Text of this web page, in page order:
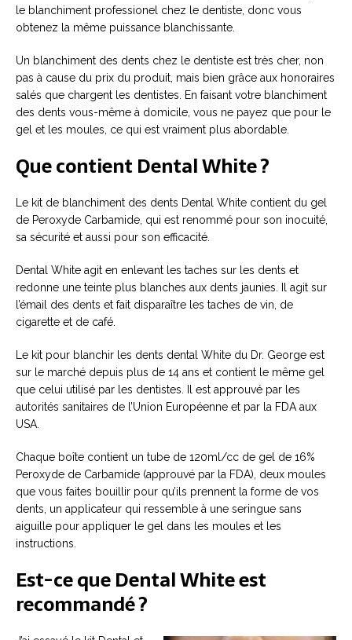
le blanchiment professionel chez le dentiste, donc vous
obtenez la même puissance blanchissante.
Un blanchiment des dents chez le dentiste est très cher, non
pas à cause du prix du produit, mais bien grâce aux honoraires
salés que chargent les dentistes. En faisant votre blanchiment
des dents vous-même à domicile, vous ne payez que pour le
gel et les moules, ce qui est vraiment plus abordable.
Que contient Dental White ?
Le kit de blanchiment des dents Dental White contient du gel
de Peroxyde Carbamide, qui est renommé pour son inocuité,
sa sécurité et aussi pour son efficacité.
Dental White agit en enlevant les taches sur les dents et
redonne une teinte plus blanches aux dents jaunies. Il agit sur
l’émail des dents et fait disparaître les taches de vin, de
cigarette et de café.
Le kit pour blanchir les dents dental White du Dr. George est
sur le marché depuis plus de 14 ans et contient le même gel
que celui utilisé par les dentistes. Il est approuvé par les
autorités sanitaires de l’Union Européenne et par la FDA aux
USA.
Chaque boîte contient un tube de 120ml/cc de gel de 16%
Peroxyde de Carbamide (approuvé par la FDA), deux moules
que vous faites bouillir pour qu’ils prennent la forme de vos
dents, un applicateur qui ressemble à une seringue sans
aiguille pour appliquer le gel dans les moules et les
instructions.
Est-ce que Dental White est
recommandé ?